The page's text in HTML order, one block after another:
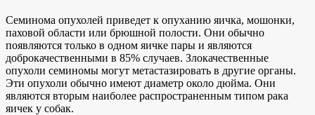
Семинома опухолей приведет к опуханию яичка, мошонки,
паховой области или брюшной полости. Они обычно
появляются только в одном яичке пары и являются
доброкачественными в 85% случаев. Злокачественные
опухоли семиномы могут метастазировать в другие органы.
Эти опухоли обычно имеют диаметр около дюйма. Они
являются вторым наиболее распространенным типом рака
яичек у собак.